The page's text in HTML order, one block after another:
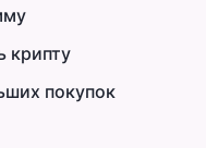
крипту
покупок